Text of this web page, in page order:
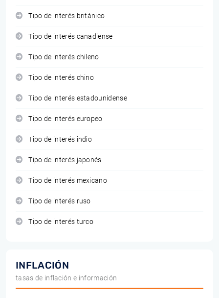
Tipo de interés británico
Tipo de interés canadiense
Tipo de interés chileno
Tipo de interés chino
Tipo de interés estadounidense
Tipo de interés europeo
Tipo de interés indio
Tipo de interés japonés
Tipo de interés mexicano
Tipo de interés ruso
Tipo de interés turco
INFLACIÓN
tasas de inflación e información